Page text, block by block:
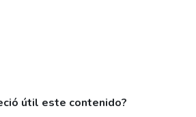
útil este contenido?